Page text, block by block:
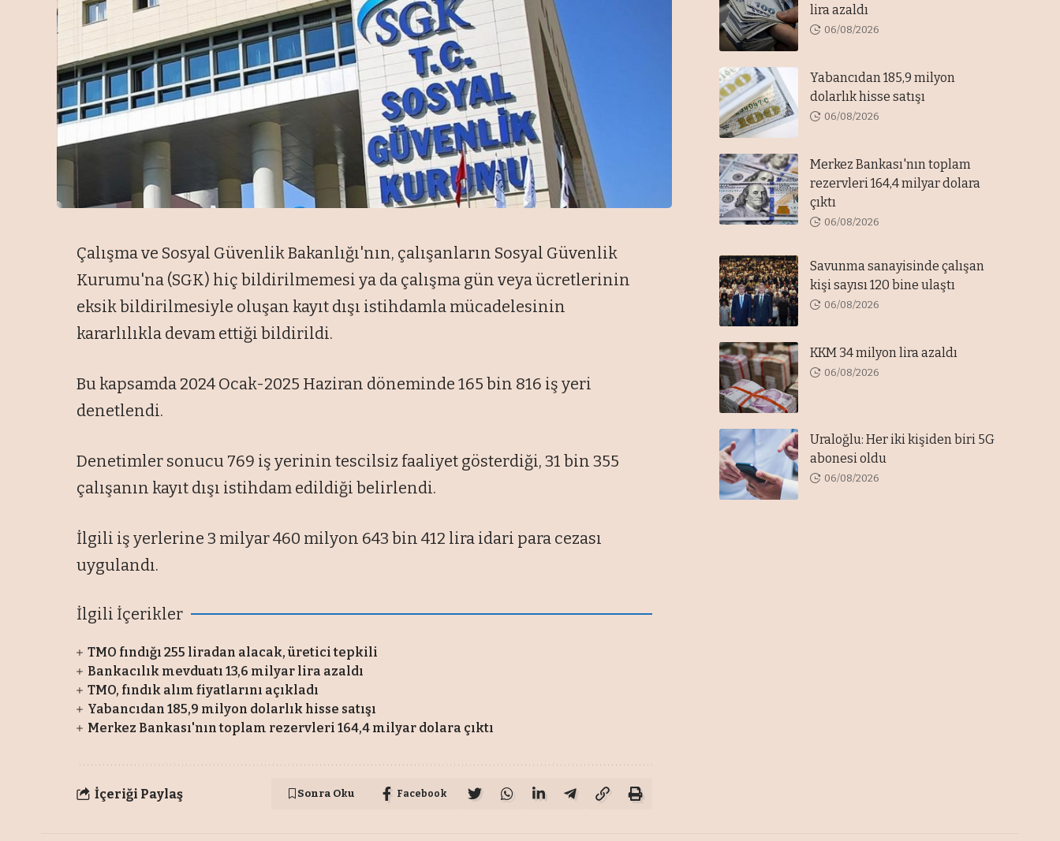
Çalışma ve Sosyal Güvenlik Bakanlığı'nın, çalışanların Sosyal Güvenlik
Kurumu'na (SGK) hiç bildirilmemesi ya da çalışma gün veya ücretlerinin
eksik bildirilmesiyle oluşan kayıt dışı istihdamla mücadelesinin
kararlılıkla devam ettiği bildirildi.
Bu kapsamda 2024 Ocak-2025 Haziran döneminde 165 bin 816 iş yeri
denetlendi.
Denetimler sonucu 769 iş yerinin tescilsiz faaliyet gösterdiği, 31 bin 355
çalışanın kayıt dışı istihdam edildiği belirlendi.
İlgili iş yerlerine 3 milyar 460 milyon 643 bin 412 lira idari para cezası
uygulandı.
İlgili İçerikler
TMO fındığı 255 liradan alacak, üretici tepkili
Bankacılık mevduatı 13,6 milyar lira azaldı
TMO, fındık alım fiyatlarını açıkladı
Yabancıdan 185,9 milyon dolarlık hisse satışı
Merkez Bankası'nın toplam rezervleri 164,4 milyar dolara çıktı
İçeriği Paylaş Sonra Oku Facebook
lira azaldı
06/08/2026
Yabancıdan 185,9 milyon
dolarlık hisse satışı
06/08/2026
Merkez Bankası'nın toplam
rezervleri 164,4 milyar dolara
çıktı
06/08/2026
Savunma sanayisinde çalışan
kişi sayısı 120 bine ulaştı
06/08/2026
KKM 34 milyon lira azaldı
06/08/2026
Uraloğlu: Her iki kişiden biri 5G
abonesi oldu
06/08/2026